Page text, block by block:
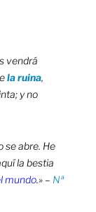
vendrá
la ruina,
y no
se abre. He
la bestia
mundo.» – Nª